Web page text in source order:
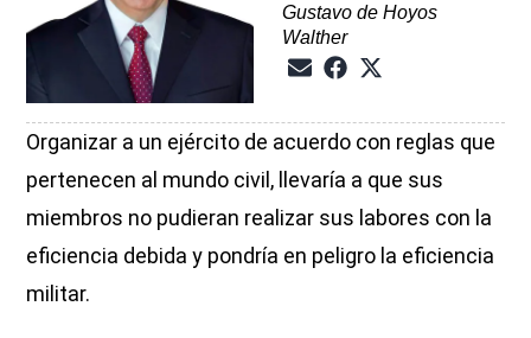
Gustavo de Hoyos
Walther
Organizar a un ejército de acuerdo con reglas que
pertenecen al mundo civil, llevaría a que sus
miembros no pudieran realizar sus labores con la
eficiencia debida y pondría en peligro la eficiencia
militar.